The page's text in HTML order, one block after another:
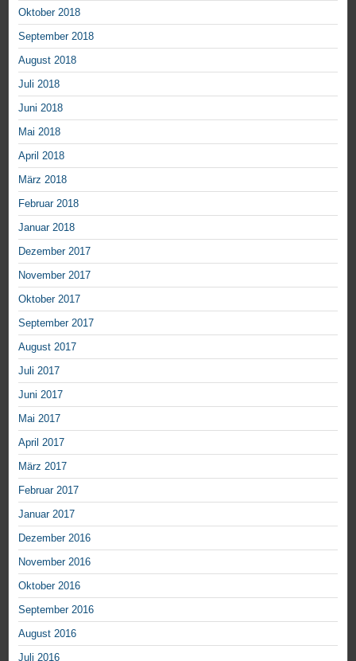
Oktober 2018
September 2018
August 2018
Juli 2018
Juni 2018
Mai 2018
April 2018
März 2018
Februar 2018
Januar 2018
Dezember 2017
November 2017
Oktober 2017
September 2017
August 2017
Juli 2017
Juni 2017
Mai 2017
April 2017
März 2017
Februar 2017
Januar 2017
Dezember 2016
November 2016
Oktober 2016
September 2016
August 2016
Juli 2016